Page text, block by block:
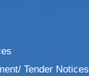
Tender Notices